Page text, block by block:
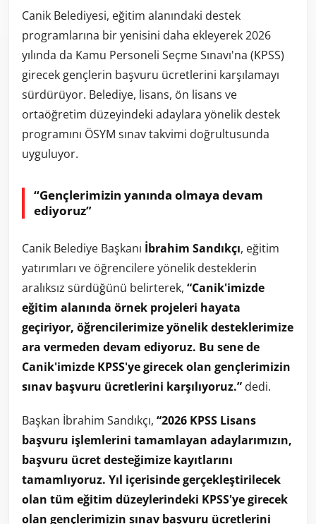
Canik Belediyesi, eğitim alanındaki destek
programlarına bir yenisini daha ekleyerek 2026
yılında da Kamu Personeli Seçme Sınavı'na (KPSS)
girecek gençlerin başvuru ücretlerini karşılamayı
sürdürüyor. Belediye, lisans, ön lisans ve
ortaöğretim düzeyindeki adaylara yönelik destek
programını ÖSYM sınav takvimi doğrultusunda
uyguluyor.
“Gençlerimizin yanında olmaya devam
ediyoruz”
Canik Belediye Başkanı İbrahim Sandıkçı, eğitim
yatırımları ve öğrencilere yönelik desteklerin
aralıksız sürdüğünü belirterek, “Canik'imizde
eğitim alanında örnek projeleri hayata
geçiriyor, öğrencilerimize yönelik desteklerimize
ara vermeden devam ediyoruz. Bu sene de
Canik'imizde KPSS'ye girecek olan gençlerimizin
sınav başvuru ücretlerini karşılıyoruz.” dedi.
Başkan İbrahim Sandıkçı, “2026 KPSS Lisans
başvuru işlemlerini tamamlayan adaylarımızın,
başvuru ücret desteğimize kayıtlarını
tamamlıyoruz. Yıl içerisinde gerçekleştirilecek
olan tüm eğitim düzeylerindeki KPSS'ye girecek
olan gençlerimizin sınav başvuru ücretlerini